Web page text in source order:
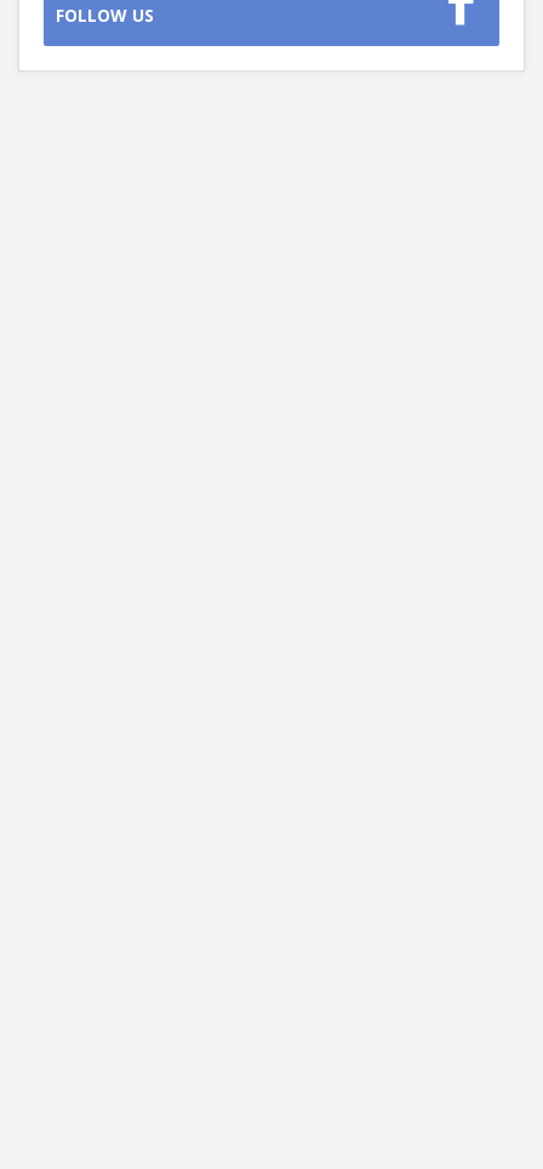
FOLLOW US